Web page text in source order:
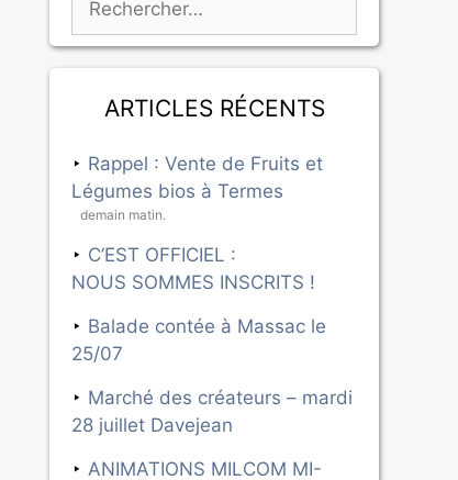
Articles récents
Rappel : Vente de Fruits et
Légumes bios à Termes
demain matin.
C’EST OFFICIEL :
NOUS SOMMES INSCRITS !
Balade contée à Massac le
25/07
Marché des créateurs – mardi
28 juillet Davejean
ANIMATIONS MILCOM MI-